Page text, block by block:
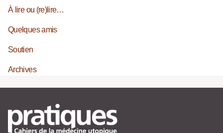
À lire ou (re)lire…
Quelques amis
Soutien
Archives